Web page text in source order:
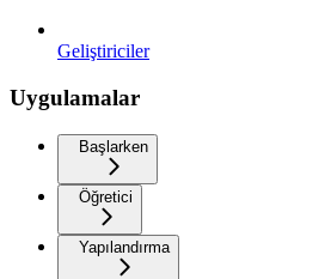
Geliştiriciler
Uygulamalar
Başlarken
Öğretici
Yapılandırma